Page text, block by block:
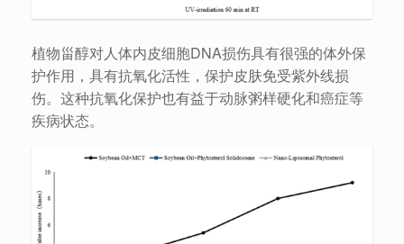
植物甾醇对人体内皮细胞DNA损伤具有很强的体外保
护作用，具有抗氧化活性，保护皮肤免受紫外线损
伤。这种抗氧化保护也有益于动脉粥样硬化和癌症等
疾病状态。